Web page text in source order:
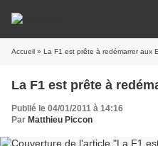
Accueil » La F1 est prête à redémarrer aux
La F1 est prête à
Publié le 04/01/2011 à 14:16
Par Matthieu Piccon